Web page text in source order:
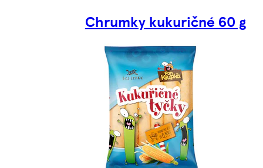
Chrumky kukuričné 60 g